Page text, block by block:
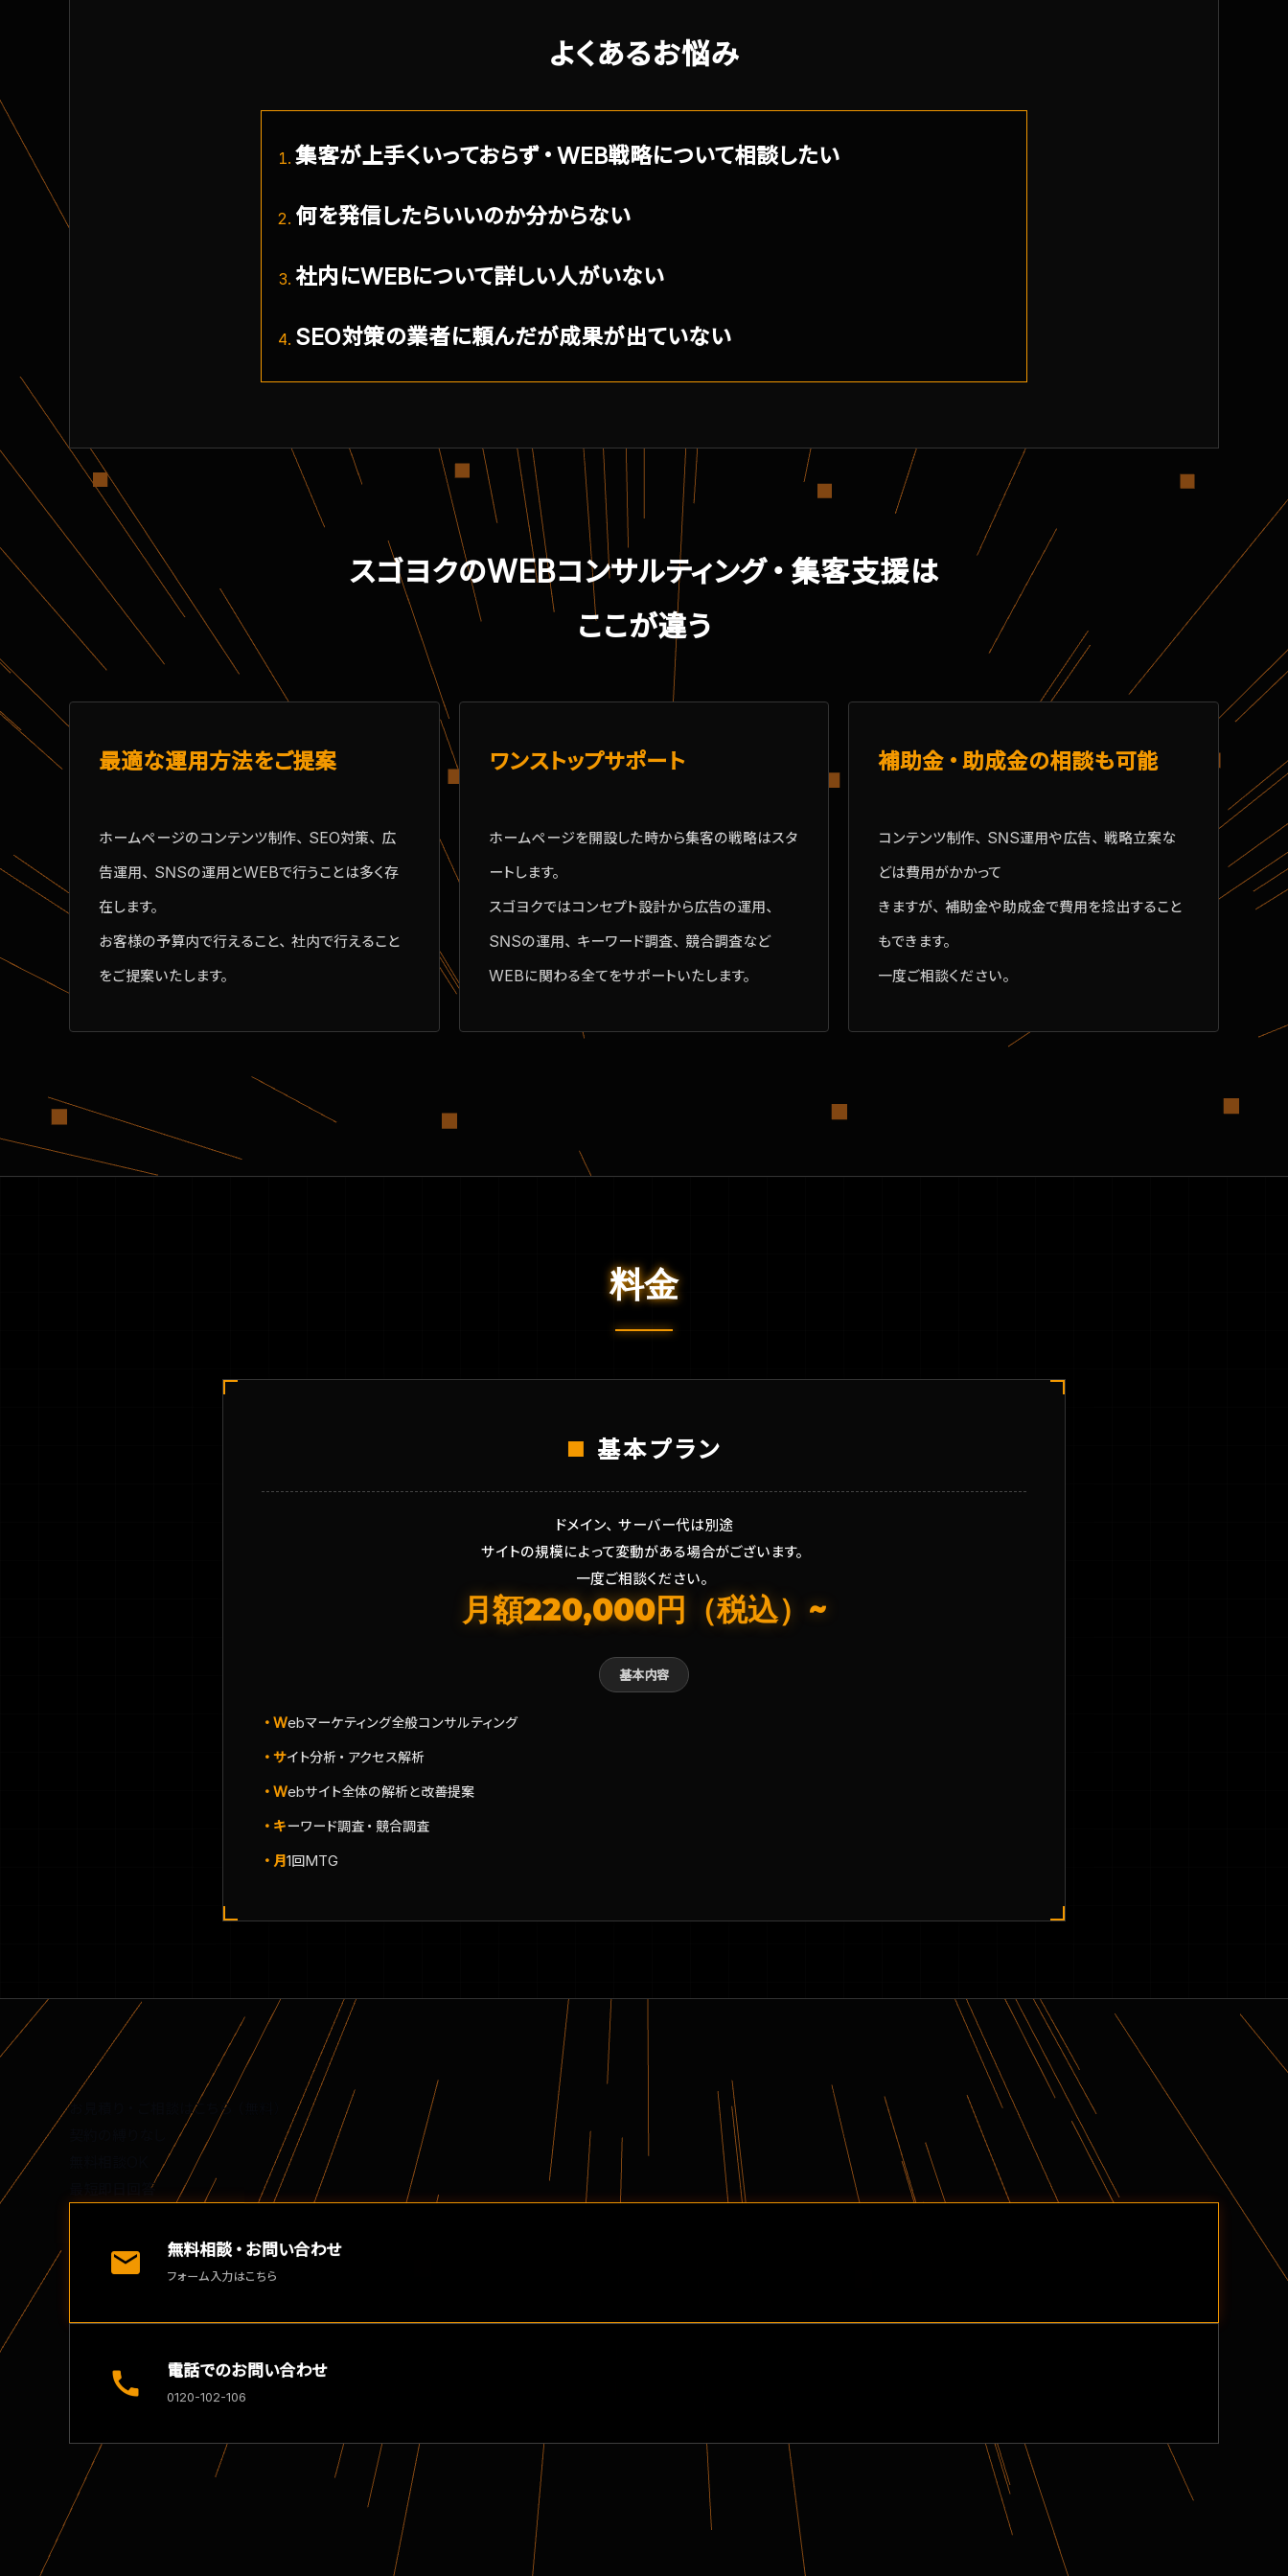
よくあるお悩み
集客が上手くいっておらず・WEB戦略について相談したい
何を発信したらいいのか分からない
社内にWEBについて詳しい人がいない
SEO対策の業者に頼んだが成果が出ていない
スゴヨクのWEBコンサルティング・集客支援は
ここが違う
最適な運用方法をご提案
ホームページのコンテンツ制作、SEO対策、広
告運用、SNSの運用とWEBで行うことは多く存
在します。
お客様の予算内で行えること、社内で行えること
をご提案いたします。
ワンストップサポート
ホームページを開設した時から集客の戦略はスタ
ートします。
スゴヨクではコンセプト設計から広告の運用、
SNSの運用、キーワード調査、競合調査など
WEBに関わる全てをサポートいたします。
補助金・助成金の相談も可能
コンテンツ制作、SNS運用や広告、戦略立案な
どは費用がかかって
きますが、補助金や助成金で費用を捻出すること
もできます。
一度ご相談ください。
料金
基本プラン
ドメイン、サーバー代は別途
サイトの規模によって変動がある場合がございます。
一度ご相談ください。
月額220,000円（税込）~
基本内容
・Webマーケティング全般コンサルティング
・サイト分析・アクセス解析
・Webサイト全体の解析と改善提案
・キーワード調査・競合調査
・月1回MTG
お見積り・ご相談はこちら（無料）
最短即日回答
mail 無料相談・お問い合わせ
フォーム入力はこちら
call 電話でのお問い合わせ
0120-102-106